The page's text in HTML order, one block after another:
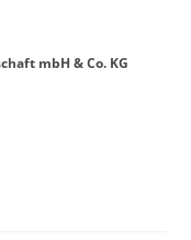
mbH & Co. KG